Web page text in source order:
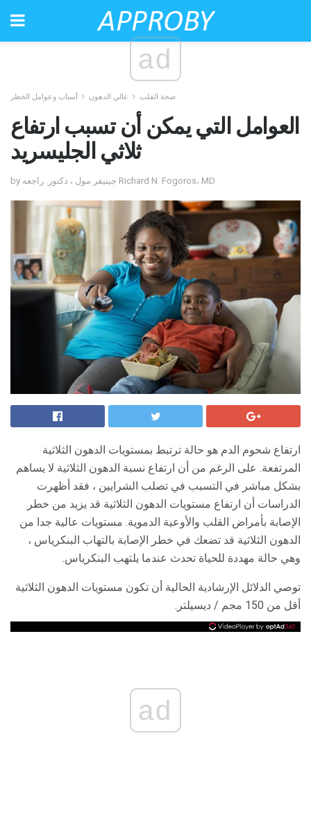
ad
صحة القلب عالي الدهون أسباب وعوامل الخطر
العوامل التي يمكن أن تسبب ارتفاع
ثلاثي الجليسريد
by جينيفر مول ، دكتور. راجعه Richard N. Fogoros، MD
ارتفاع شحوم الدم هو حالة ترتبط بمستويات الدهون الثلاثية
المرتفعة. على الرغم من أن ارتفاع نسبة الدهون الثلاثية لا يساهم
بشكل مباشر في التسبب في تصلب الشرايين ، فقد أظهرت
الدراسات أن ارتفاع مستويات الدهون الثلاثية قد يزيد من خطر
الإصابة بأمراض القلب والأوعية الدموية. مستويات عالية جدا من
الدهون الثلاثية قد تضعك في خطر الإصابة بالتهاب البنكرياس ،
وهي حالة مهددة للحياة تحدث عندما يلتهب البنكرياس.
توصي الدلائل الإرشادية الحالية أن تكون مستويات الدهون الثلاثية
أقل من 150 مجم / ديسيلتر.
ad